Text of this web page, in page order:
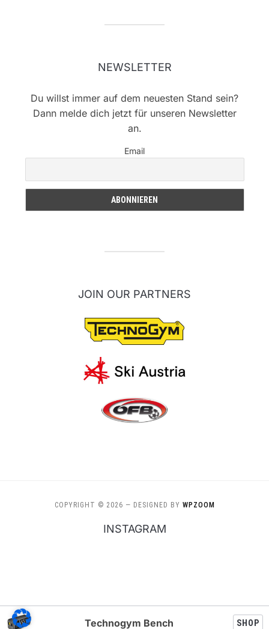
NEWSLETTER
Du willst immer auf dem neuesten Stand sein?
Dann melde dich jetzt für unseren Newsletter
an.
Email
JOIN OUR PARTNERS
COPYRIGHT © 2026 — DESIGNED BY WPZOOM
INSTAGRAM
Technogym Bench SHOP